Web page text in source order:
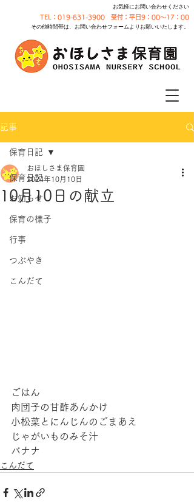
お気軽にお問い合わせください
TEL：019-631-3900 受付：平日9：00～17：00
その他時間帯は、お問い合わせフォームよりお願いいたします。
記事
保育日記
お知らせ
保育の様子
行事
つぶやき
こんだて
保育日記
10月10日の献立
おほしさま保育園
2024年10月10日
ごはん
肉団子の甘酢あんかけ
小松菜とにんじんのごまあえ
じゃがいものみそ汁
バナナ
こんだて